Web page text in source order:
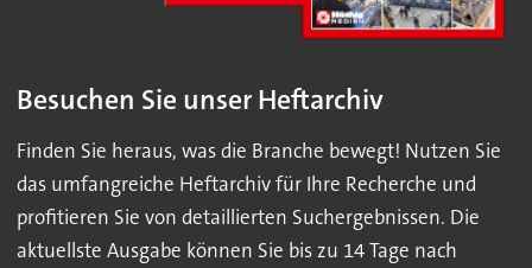
Besuchen Sie unser Heftarchiv
Finden Sie heraus, was die Branche bewegt! Nutzen Sie
das umfangreiche Heftarchiv für Ihre Recherche und
profitieren Sie von detaillierten Suchergebnissen. Die
aktuellste Ausgabe können Sie bis zu 14 Tage nach